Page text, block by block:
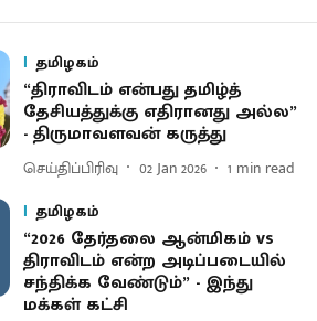
தமிழகம்
“திராவிடம் என்பது தமிழ்த்
தேசியத்துக்கு எதிரானது அல்ல”
- திருமாவளவன் கருத்து
செய்திப்பிரிவு 02 Jan 2026 1 min read
தமிழகம்
“2026 தேர்தலை ஆன்மிகம் vs
திராவிடம் என்ற அடிப்படையில்
சந்திக்க வேண்டும்” - இந்து
மக்கள் கட்சி